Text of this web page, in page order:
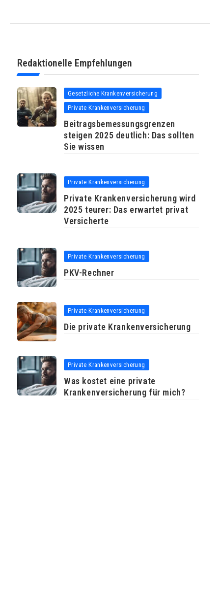
Redaktionelle Empfehlungen
Gesetzliche Krankenversicherung
Private Krankenversicherung
Beitragsbemessungsgrenzen
steigen 2025 deutlich: Das sollten
Sie wissen
Private Krankenversicherung
Private Krankenversicherung wird
2025 teurer: Das erwartet privat
Versicherte
Private Krankenversicherung
PKV-Rechner
Private Krankenversicherung
Die private Krankenversicherung
Private Krankenversicherung
Was kostet eine private
Krankenversicherung für mich?